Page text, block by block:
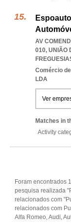
AV
010, UNIÃO
Comércio
LDA
Ver
Matches in
Activity
Foram encontrados
pesquisa realizada
relacionados com
relacionados com
Alfa Romeo, Audi,